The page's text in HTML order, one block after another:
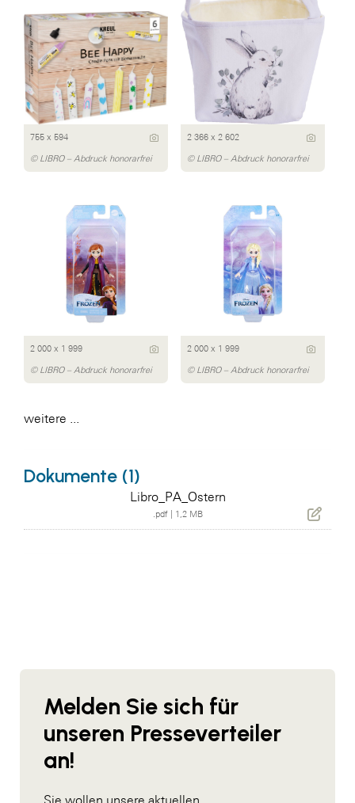
755 x 594
© LIBRO – Abdruck honorarfrei
2 366 x 2 602
© LIBRO – Abdruck honorarfrei
2 000 x 1 999
© LIBRO – Abdruck honorarfrei
2 000 x 1 999
© LIBRO – Abdruck honorarfrei
weitere ...
Dokumente (1)
Libro_PA_Ostern
.pdf| 1,2 MB
Melden Sie sich für
unseren Presseverteiler
an!